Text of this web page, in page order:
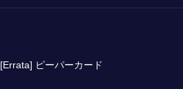
[Errata] ピーパーカード